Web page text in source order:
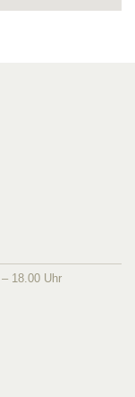
18.00 Uhr